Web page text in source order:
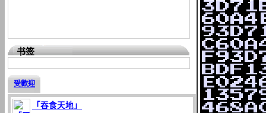
书签
受歡迎
「吞食天地」